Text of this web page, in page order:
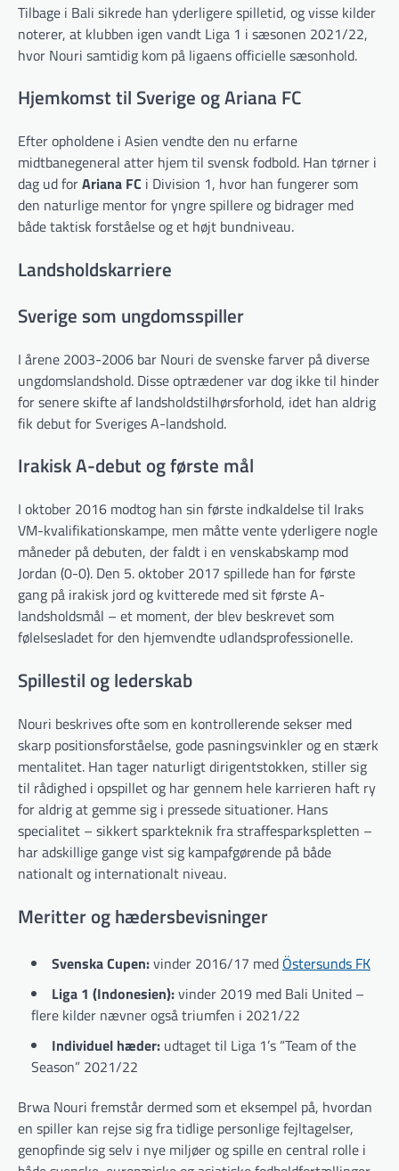
Tilbage i Bali sikrede han yderligere spilletid, og visse kilder
noterer, at klubben igen vandt Liga 1 i sæsonen 2021/22,
hvor Nouri samtidig kom på ligaens officielle sæsonhold.
Hjemkomst til Sverige og Ariana FC
Efter opholdene i Asien vendte den nu erfarne
midtbanegeneral atter hjem til svensk fodbold. Han tørner i
dag ud forAriana FC i Division 1, hvor han fungerer som
den naturlige mentor for yngre spillere og bidrager med
både taktisk forståelse og et højt bundniveau.
Landsholdskarriere
Sverige som ungdomsspiller
I årene 2003-2006 bar Nouri de svenske farver på diverse
ungdomslandshold. Disse optrædener var dog ikke til hinder
for senere skifte af landsholdstilhørsforhold, idet han aldrig
fik debut for Sveriges A-landshold.
Irakisk A-debut og første mål
I oktober 2016 modtog han sin første indkaldelse til Iraks
VM-kvalifikationskampe, men måtte vente yderligere nogle
måneder på debuten, der faldt i en venskabskamp mod
Jordan (0-0). Den 5. oktober 2017 spillede han for første
gang på irakisk jord og kvitterede med sit første A-
landsholdsmål – et moment, der blev beskrevet som
følelsesladet for den hjemvendte udlandsprofessionelle.
Spillestil og lederskab
Nouri beskrives ofte som en kontrollerende sekser med
skarp positionsforståelse, gode pasningsvinkler og en stærk
mentalitet. Han tager naturligt dirigentstokken, stiller sig
til rådighed i opspillet og har gennem hele karrieren haft ry
for aldrig at gemme sig i pressede situationer. Hans
specialitet – sikkert sparkteknik fra straffesparkspletten –
har adskillige gange vist sig kampafgørende på både
nationalt og internationalt niveau.
Meritter og hædersbevisninger
Svenska Cupen:vinder 2016/17 med Östersunds FK
Liga 1 (Indonesien):vinder 2019 med Bali United –
flere kilder nævner også triumfen i 2021/22
Individuel hæder: udtaget til Liga 1’s “Team of the
Season” 2021/22
Brwa Nouri fremstår dermed som et eksempel på, hvordan
en spiller kan rejse sig fra tidlige personlige fejltagelser,
genopfinde sig selv i nye miljøer og spille en central rolle i